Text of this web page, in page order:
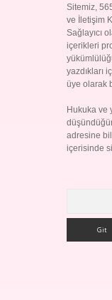
Sitemiz,
ve İletişim
Sağlayıcı
içerikleri
yazdıkları
üye olarak
Hukuka ve
adresine
içerisinde